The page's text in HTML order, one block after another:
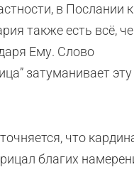
в Послании к
также есть всё,
Ему. Слово
затуманивает
что
благих